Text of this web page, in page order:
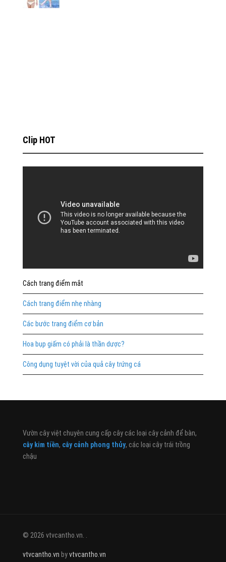
Clip HOT
Cách trang điểm mắt
Cách trang điểm nhẹ nhàng
Các bước trang điểm cơ bản
Hoa bụp giấm có phải là thần dược?
Công dụng tuyệt vời của quả cây trứng cá
Vườn cây việt chuyên cung cấp cây các loại cây cảnh để bàn,
cây kim tiền, cây cảnh phong thủy, các loại cây trái trồng
chậu
© 2026 vtvcantho.vn. .
vtvcantho.vn byvtvcantho.vn